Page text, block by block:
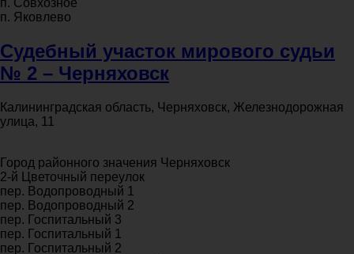
п. Яковлево
Судебный участок мирового судьи
№ 2 – Черняховск
Калининградская область, Черняховск, Железнодорожная
улица, 11
Город районного значения Черняховск
2-й Цветочный переулок
пер. Водопроводный 1
пер. Водопроводный 2
пер. Госпитальный 3
пер. Госпитальный 1
пер. Госпитальный 2